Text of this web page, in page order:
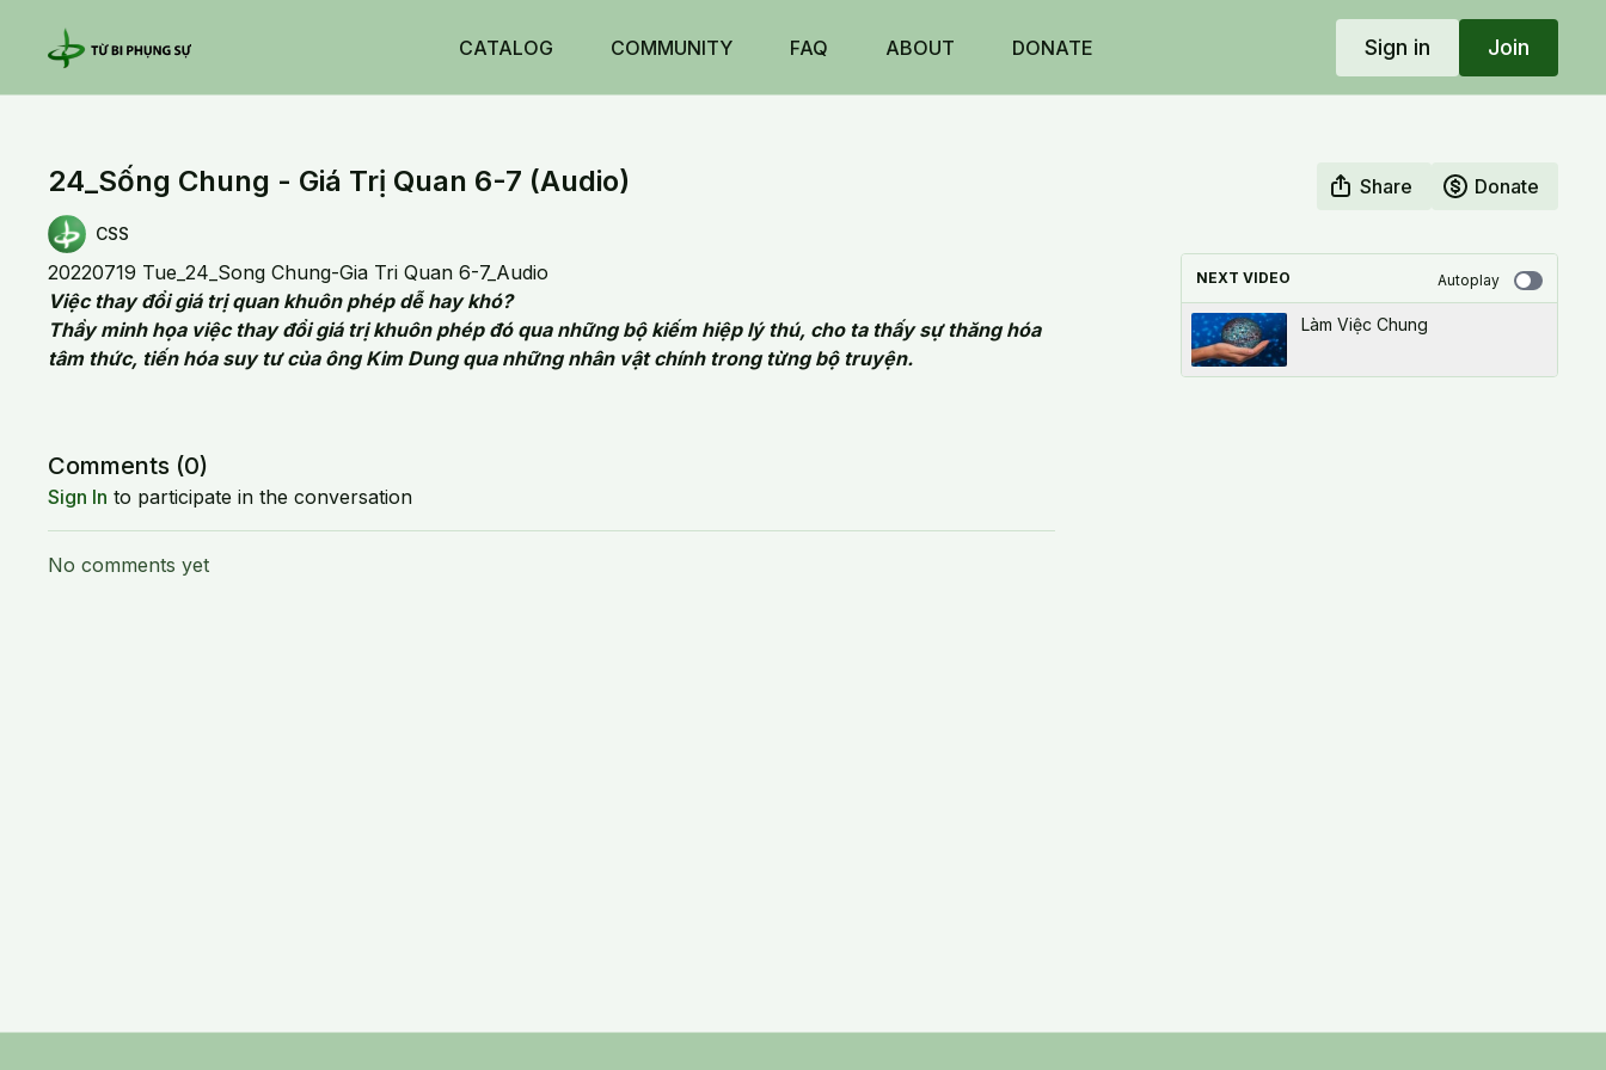
CATALOG COMMUNITY FAQ ABOUT DONATE Sign in Join
24_Sống Chung - Giá Trị Quan 6-7 (Audio) Share Donate
CSS
20220719 Tue_24_Song Chung-Gia Tri Quan 6-7_Audio
Việc thay đổi giá trị quan khuôn phép dễ hay khó?
Thầy minh họa việc thay đổi giá trị khuôn phép đó qua những bộ kiếm hiệp lý thú, cho ta thấy sự thăng hóa
tâm thức, tiến hóa suy tư của ông Kim Dung qua những nhân vật chính trong từng bộ truyện.
Comments (0)
Sign In to participate in the conversation
No comments yet
NEXT VIDEO Autoplay
Làm Việc Chung